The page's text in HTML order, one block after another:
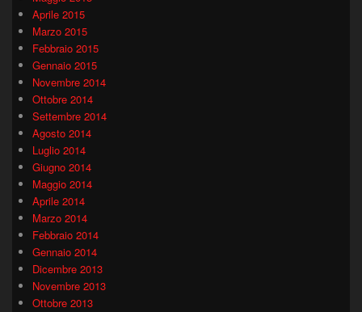
Aprile 2015
Marzo 2015
Febbraio 2015
Gennaio 2015
Novembre 2014
Ottobre 2014
Settembre 2014
Agosto 2014
Luglio 2014
Giugno 2014
Maggio 2014
Aprile 2014
Marzo 2014
Febbraio 2014
Gennaio 2014
Dicembre 2013
Novembre 2013
Ottobre 2013